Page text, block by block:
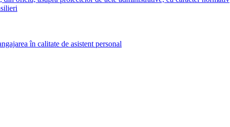
în calitate de asistent personal